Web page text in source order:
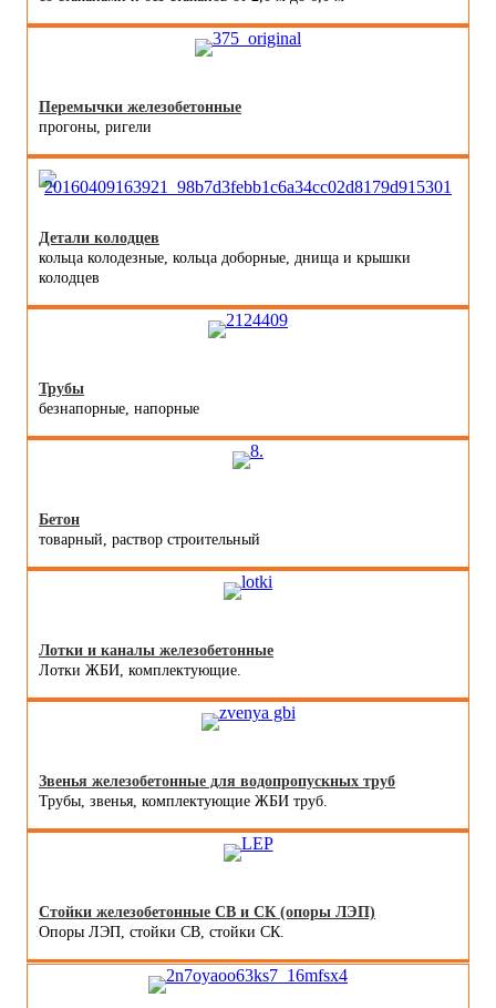
Перемычки железобетонные
прогоны, ригели
Детали колодцев
кольца колодезные, кольца доборные, днища и крышки
колодцев
Трубы
безнапорные, напорные
Бетон
товарный, раствор строительный
Лотки и каналы железобетонные
Лотки ЖБИ, комплектующие.
Звенья железобетонные для водопропускных труб
Трубы, звенья, комплектующие ЖБИ труб.
Стойки железобетонные СВ и СК (опоры ЛЭП)
Опоры ЛЭП, стойки СВ, стойки СК.